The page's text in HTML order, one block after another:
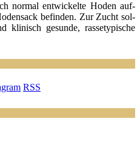
nor­mal ent­wi­ckel­te Hoden auf­
befin­den. Zur Zucht sol­
kli­nisch gesun­de, ras­se­ty­pi­sche
RSS